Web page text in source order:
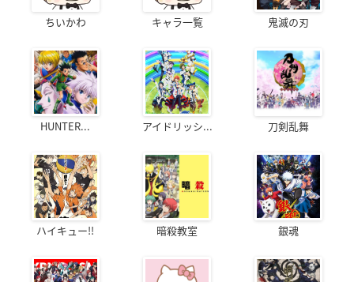
ちいかわ キャラ一覧 鬼滅の刃
HUNTER... アイドリッシ... 刀剣乱舞
ハイキュー!! 暗殺教室 銀魂